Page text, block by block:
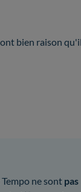
bien raison
ne sont pas